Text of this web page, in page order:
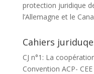
protection juridique
l’Allemagne et le
Cahiers
CJ n°1: La
Convention ACP-